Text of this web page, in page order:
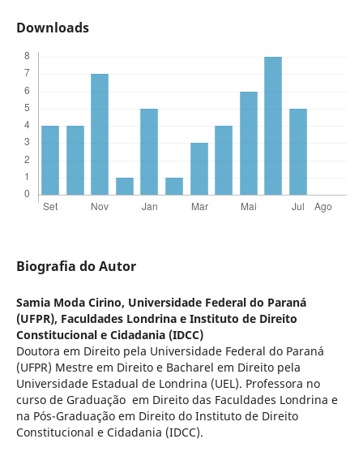
Downloads
Biografia do Autor
Samia Moda Cirino, Universidade Federal do Paraná
(UFPR), Faculdades Londrina e Instituto de Direito
Constitucional e Cidadania (IDCC)
Doutora em Direito pela Universidade Federal do Paraná
(UFPR) Mestre em Direito e Bacharel em Direito pela
Universidade Estadual de Londrina (UEL). Professora no
curso de Graduação em Direito das Faculdades Londrina e
na Pós-Graduação em Direito do Instituto de Direito
Constitucional e Cidadania (IDCC).